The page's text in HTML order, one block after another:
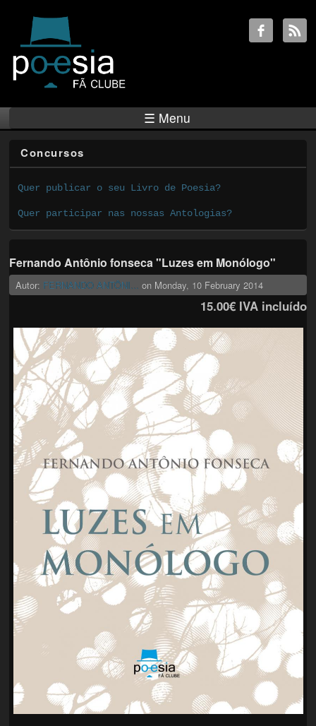
☰ Menu
Concursos
Quer publicar o seu Livro de Poesia?
Quer participar nas nossas Antologias?
Fernando Antônio fonseca "Luzes em Monólogo"
Autor: FERNANDO ANTÔNI... on Monday, 10 February 2014
15.00€IVA incluído